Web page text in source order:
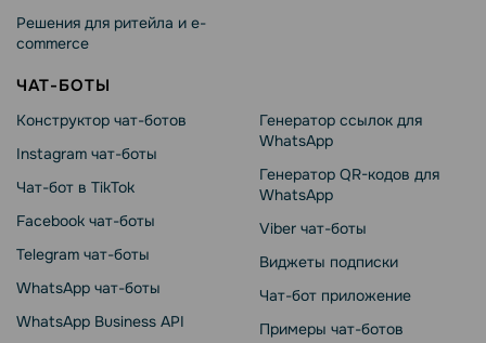
Решения для ритейла и e-
commerce
ЧАТ-БОТЫ
Конструктор чат-ботов
Instagram чат-боты
Чат-бот в TikTok
Facebook чат-боты
Telegram чат-боты
WhatsApp чат-боты
WhatsApp Business API
Генератор ссылок для
WhatsApp
Генератор QR-кодов для
WhatsApp
Viber чат-боты
Виджеты подписки
Чат-бот приложение
Примеры чат-ботов